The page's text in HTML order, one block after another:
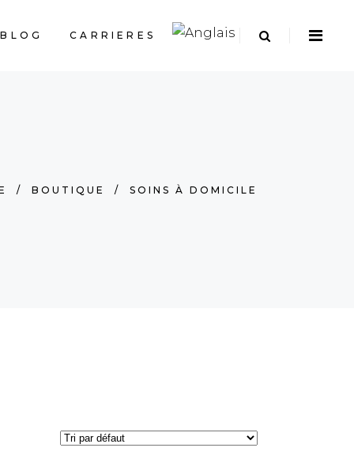
BLOG CARRIERES
/ BOUTIQUE / SOINS À DOMICILE